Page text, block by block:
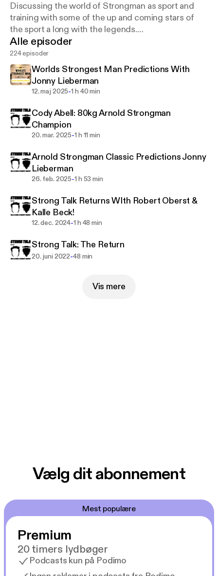
Discussing the world of Strongman as sport and
training with some of the up and coming stars of
the sport a long with the legends.
Brought to you by StartingStrongman.com
Alle episoder
224 episoder
Worlds Strongest Man Predictions With
Jonny Lieberman
12. maj 2025-1 h 40 min
Cody Abell: 80kg Arnold Strongman
Champion
20. mar. 2025-1 h 11 min
Arnold Strongman Classic Predictions Jonny
Lieberman
26. feb. 2025-1 h 53 min
Strong Talk Returns WIth Robert Oberst &
Kalle Beck!
12. dec. 2024-1 h 48 min
Strong Talk: The Return
20. juni 2022-48 min
Vis mere
Vælg dit abonnement
Mest populære
Premium
20 timers lydbøger
Podcasts kun på Podimo